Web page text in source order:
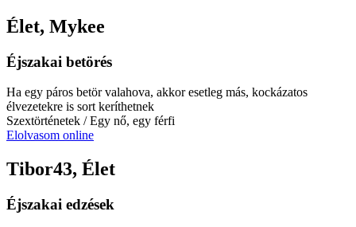
Élet, Mykee
Éjszakai betörés
Ha egy páros betör valahova, akkor esetleg más, kockázatos
élvezetekre is sort keríthetnek
Szextörténetek / Egy nő, egy férfi
Elolvasom online
Tibor43, Élet
Éjszakai edzések